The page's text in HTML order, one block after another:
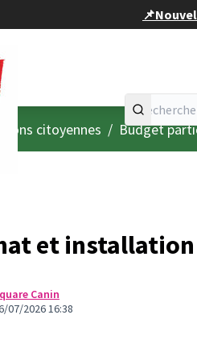
citoyennes / Budget
et
Canin
07/2026 16:38